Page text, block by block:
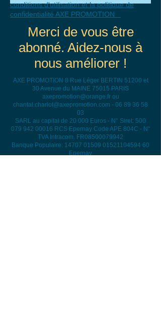
conditions d'utilisation et la politique de
confidentialité AXE PROMOTION
Merci de vous être
abonné. Aidez-nous à
nous améliorer !
AXE PROMOTION 8 Rue Léger BERTIN 51200 et
30 Avenue du MAINE 75015 PARIS
axepromotion@orange.frou
chantal.charlot@axepromotion.com - 06 89 36 58
03
SARL au capital de 20 000 Euros - N° Siret: 500
079 942 00016 RCS Epernay Code APE 804C - N°
TVA Intracom. FR08500079942
Banque Populaire: 14707 01509 01521104594 60
Epernay